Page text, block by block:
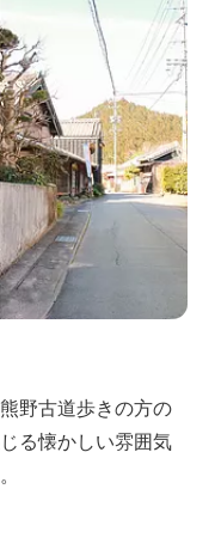
野古道歩きの方の
る懐かしい雰囲気